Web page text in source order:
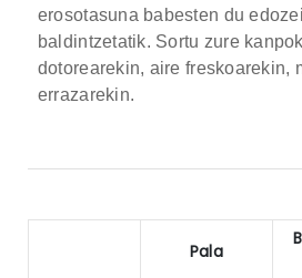
erosotasuna babesten du
baldintzetatik. Sortu zure
dotorearekin, aire freskoarekin,
errazarekin.
Pala